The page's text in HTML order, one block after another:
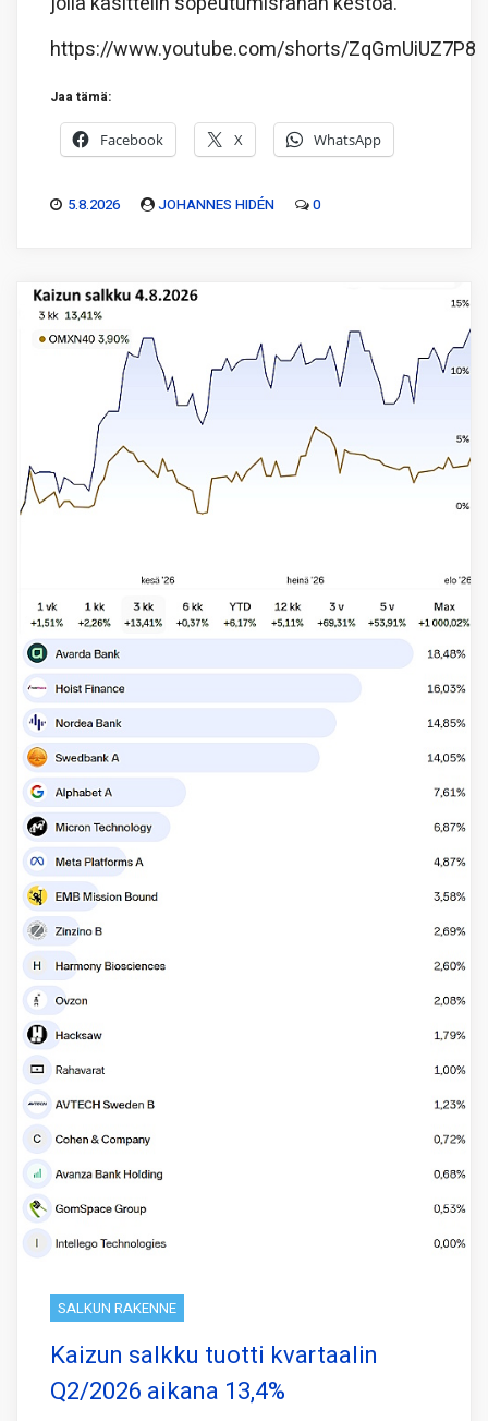
https://www.youtube.com/shorts/ZqGmUiUZ7P8
Jaa tämä:
Facebook X WhatsApp
5.8.2026 JOHANNES HIDÉN 0
SALKUN RAKENNE
Kaizun salkku tuotti kvartaalin
Q2/2026 aikana 13,4%